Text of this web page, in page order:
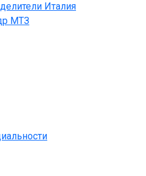
Италия
МТЗ